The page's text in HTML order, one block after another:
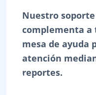
Nuestro
complementa a
mesa de ayuda
atención
reportes.